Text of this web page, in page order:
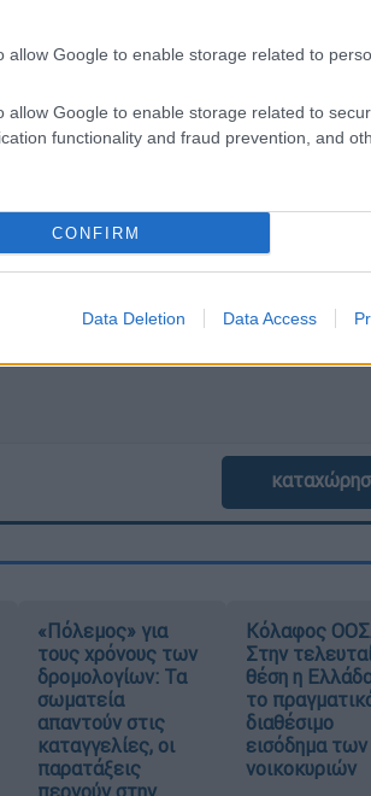
allow Google to enable storage related to
allow Google to enable storage related to
functionality and fraud prevention, and
CONFIRM
Data Deletion Data Access
στο εργαστήριο τουΕΦΕΤ
ανωτέρω δείγμα.
ΕΘΝΟΣ θα παρεμβαίνει και τα προσβλητικά
«Πόλεμος» για
τους χρόνους των
δρομολογίων: Τα
σωματεία
απαντούν στις
καταγγελίες, οι
παρατάξεις
περνούν στην
Κόλαφος
Στην
θέση η
το
διαθέσιμο
εισόδημα των
νοικοκυριών